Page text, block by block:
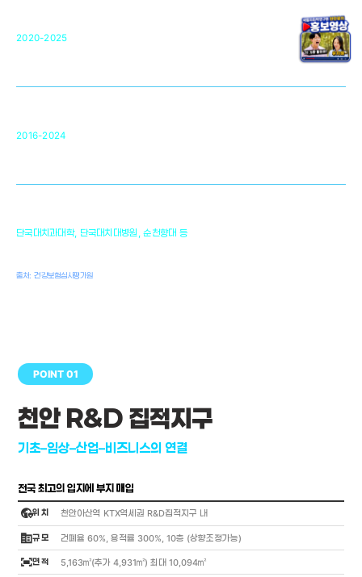
2020-2025 50
미국 베크만연구소
2016-2024
단국대치과대학, 단국대치대병원, 순천향대 등
출처: 건강보험심사평가원
POINT 01
천안 R&D 집적지구
기초–임상–산업–비즈니스의 연결
전국 최고의 입지에 부지 매입
globe_location_pin위 치 천안아산역 KTX역세권 R&D집적지구 내
corporate_fare규 모 건폐율 60%, 용적률 300%, 10층 (상향조정가능)
fit_screen면 적 5,163㎡(추가 4,931㎡) 최대 10,094㎡